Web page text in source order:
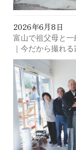
2026年6月8日
富山で祖父母と
｜今だから撮れ